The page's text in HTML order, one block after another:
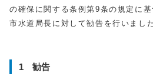
の確保に関する条例第9条の規定に
市水道局長に対して勧告を行いました
1 勧告